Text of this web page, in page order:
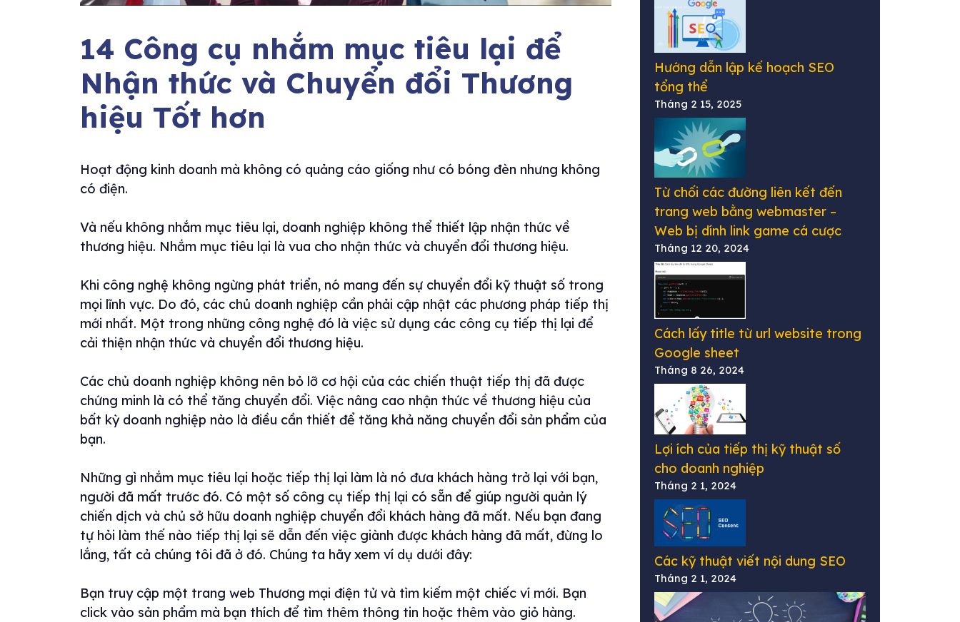
14 Công cụ nhắm mục tiêu lại để
Nhận thức và Chuyển đổi Thương
hiệu Tốt hơn
Hoạt động kinh doanh mà không có quảng cáo giống như có bóng đèn nhưng không
có điện.
Và nếu không nhắm mục tiêu lại, doanh nghiệp không thể thiết lập nhận thức về
thương hiệu. Nhắm mục tiêu lại là vua cho nhận thức và chuyển đổi thương hiệu.
Khi công nghệ không ngừng phát triển, nó mang đến sự chuyển đổi kỹ thuật số trong
mọi lĩnh vực. Do đó, các chủ doanh nghiệp cần phải cập nhật các phương pháp tiếp thị
mới nhất. Một trong những công nghệ đó là việc sử dụng các công cụ tiếp thị lại để
cải thiện nhận thức và chuyển đổi thương hiệu.
Các chủ doanh nghiệp không nên bỏ lỡ cơ hội của các chiến thuật tiếp thị đã được
chứng minh là có thể tăng chuyển đổi. Việc nâng cao nhận thức về thương hiệu của
bất kỳ doanh nghiệp nào là điều cần thiết để tăng khả năng chuyển đổi sản phẩm của
bạn.
Những gì nhắm mục tiêu lại hoặc tiếp thị lại làm là nó đưa khách hàng trở lại với bạn,
người đã mất trước đó. Có một số công cụ tiếp thị lại có sẵn để giúp người quản lý
chiến dịch và chủ sở hữu doanh nghiệp chuyển đổi khách hàng đã mất. Nếu bạn đang
tự hỏi làm thế nào tiếp thị lại sẽ dẫn đến việc giành được khách hàng đã mất, đừng lo
lắng, tất cả chúng tôi đã ở đó. Chúng ta hãy xem ví dụ dưới đây:
Bạn truy cập một trang web Thương mại điện tử và tìm kiếm một chiếc ví mới. Bạn
click vào sản phẩm mà bạn thích để tìm thêm thông tin hoặc thêm vào giỏ hàng.
Hướng dẫn lập kế hoạch SEO
tổng thể
Tháng 2 15, 2025
Từ chối các đường liên kết đến
trang web bằng webmaster –
Web bị dính link game cá cược
Tháng 12 20, 2024
Cách lấy title từ url website trong
Google sheet
Tháng 8 26, 2024
Lợi ích của tiếp thị kỹ thuật số
cho doanh nghiệp
Tháng 2 1, 2024
Các kỹ thuật viết nội dung SEO
Tháng 2 1, 2024